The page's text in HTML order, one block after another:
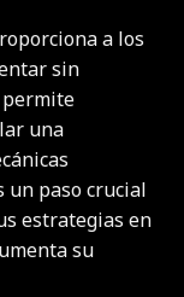
a los
sin
una
un paso crucial
estrategias en
su